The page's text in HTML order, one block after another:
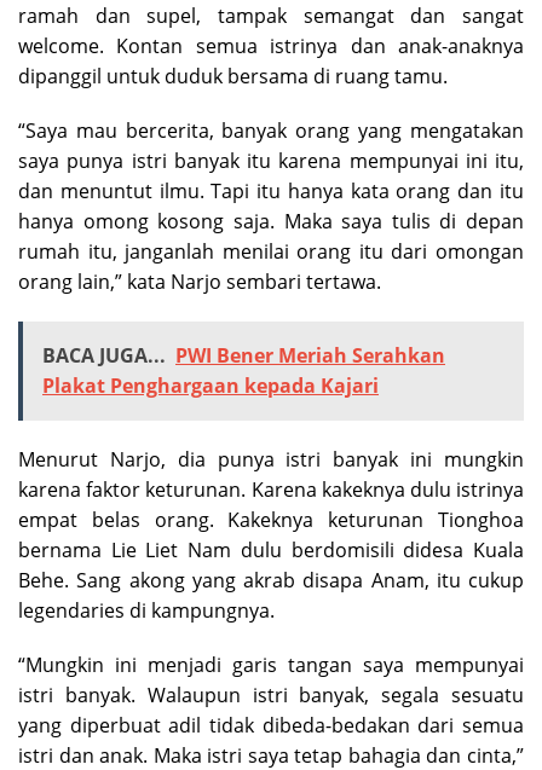
ramah dan supel, tampak semangat dan sangat
welcome. Kontan semua istrinya dan anak-anaknya
dipanggil untuk duduk bersama di ruang tamu.
“Saya mau bercerita, banyak orang yang mengatakan
saya punya istri banyak itu karena mempunyai ini itu,
dan menuntut ilmu. Tapi itu hanya kata orang dan itu
hanya omong kosong saja. Maka saya tulis di depan
rumah itu, janganlah menilai orang itu dari omongan
orang lain,” kata Narjo sembari tertawa.
BACA JUGA... PWI Bener Meriah Serahkan
Plakat Penghargaan kepada Kajari
Menurut Narjo, dia punya istri banyak ini mungkin
karena faktor keturunan. Karena kakeknya dulu istrinya
empat belas orang. Kakeknya keturunan Tionghoa
bernama Lie Liet Nam dulu berdomisili didesa Kuala
Behe. Sang akong yang akrab disapa Anam, itu cukup
legendaries di kampungnya.
“Mungkin ini menjadi garis tangan saya mempunyai
istri banyak. Walaupun istri banyak, segala sesuatu
yang diperbuat adil tidak dibeda-bedakan dari semua
istri dan anak. Maka istri saya tetap bahagia dan cinta,”